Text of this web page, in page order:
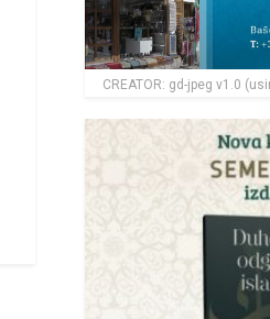
CREATOR: gd-jpeg v1.0